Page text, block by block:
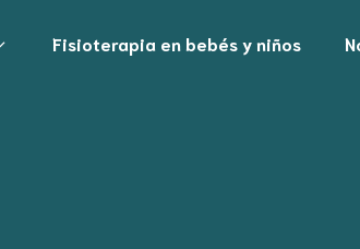
Fisioterapia en bebés y niños